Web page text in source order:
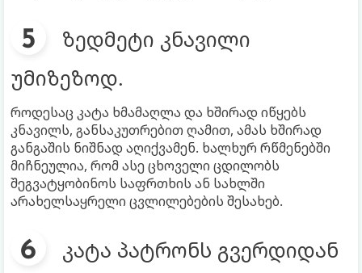
ზედმეტი კნავილი
უმიზეზოდ.
როდესაც კატა ხმამაღლა და ხშირად იწყებს
კნავილს, განსაკუთრებით ღამით, ამას ხშირად
განგაშის ნიშნად აღიქვამენ. ხალხურ რწმენებში
მიჩნეულია, რომ ასე ცხოველი ცდილობს
შეგვატყობინოს საფრთხის ან სახლში
არახელსაყრელი ცვლილებების შესახებ.
კატა პატრონს გვერდიდან